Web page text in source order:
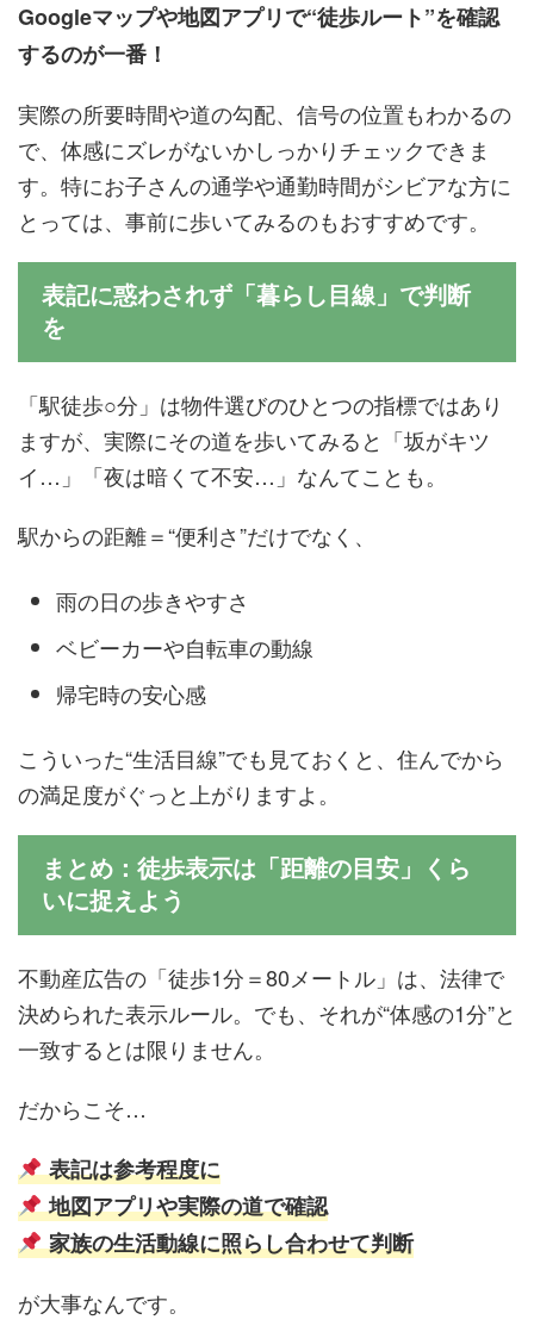
Googleマップや地図アプリで“徒歩ルート”を確認
するのが一番！
実際の所要時間や道の勾配、信号の位置もわかるの
で、体感にズレがないかしっかりチェックできま
す。特にお子さんの通学や通勤時間がシビアな方に
とっては、事前に歩いてみるのもおすすめです。
表記に惑わされず「暮らし目線」で判断
を
「駅徒歩○分」は物件選びのひとつの指標ではあり
ますが、実際にその道を歩いてみると「坂がキツ
イ…」「夜は暗くて不安…」なんてことも。
駅からの距離＝“便利さ”だけでなく、
雨の日の歩きやすさ
ベビーカーや自転車の動線
帰宅時の安心感
こういった“生活目線”でも見ておくと、住んでから
の満足度がぐっと上がりますよ。
まとめ：徒歩表示は「距離の目安」くら
いに捉えよう
不動産広告の「徒歩1分＝80メートル」は、法律で
決められた表示ルール。でも、それが“体感の1分”と
一致するとは限りません。
だからこそ…
表記は参考程度に
地図アプリや実際の道で確認
家族の生活動線に照らし合わせて判断
が大事なんです。